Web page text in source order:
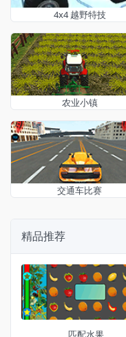
4x4 越野特技
农业小镇
交通车比赛
精品推荐
匹配水果